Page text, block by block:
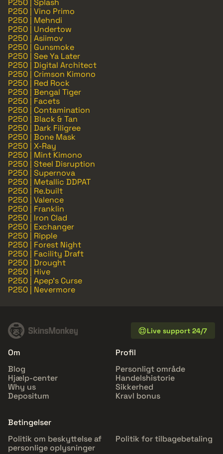
P250 | Splash
P250 | Vino Primo
P250 | Mehndi
P250 | Undertow
P250 | Asiimov
P250 | Gunsmoke
P250 | See Ya Later
P250 | Digital Architect
P250 | Crimson Kimono
P250 | Red Rock
P250 | Bengal Tiger
P250 | Facets
P250 | Contamination
P250 | Black & Tan
P250 | Dark Filigree
P250 | Bone Mask
P250 | X-Ray
P250 | Mint Kimono
P250 | Steel Disruption
P250 | Supernova
P250 | Metallic DDPAT
P250 | Re.built
P250 | Valence
P250 | Franklin
P250 | Iron Clad
P250 | Exchanger
P250 | Ripple
P250 | Forest Night
P250 | Facility Draft
P250 | Drought
P250 | Hive
P250 | Apep's Curse
P250 | Nevermore
Live support 24/7
Om
Blog
Hjælp-center
Why us
Depositum
Profil
Personligt område
Handelshistorie
Sikkerhed
Kravl bonus
Betingelser
Politik om beskyttelse af
personlige oplysninger
Politik for tilbagebetaling